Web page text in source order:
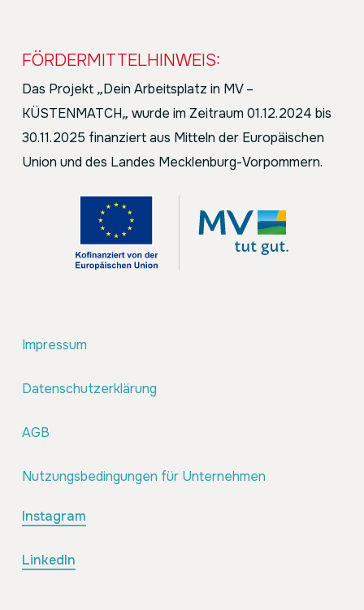
FÖRDERMITTELHINWEIS:
Das Projekt „Dein Arbeitsplatz in MV –
KÜSTENMATCH„ wurde im Zeitraum 01.12.2024 bis
30.11.2025 finanziert aus Mitteln der Europäischen
Union und des Landes Mecklenburg-Vorpommern.
Impressum
Datenschutzerklärung
AGB
Nutzungsbedingungen für Unternehmen
Instagram
LinkedIn